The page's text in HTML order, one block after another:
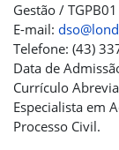
Gestão / TGPB01
E-mail:
Telefone: (43)
Data de
Currículo
Especialista em
Processo Civil.